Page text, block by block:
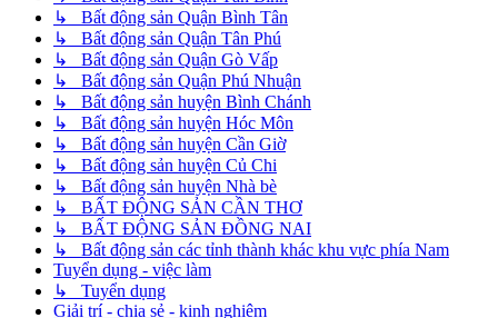
↳ Bất động sản Quận Bình Tân
↳ Bất động sản Quận Tân Phú
↳ Bất động sản Quận Gò Vấp
↳ Bất động sản Quận Phú Nhuận
↳ Bất động sản huyện Bình Chánh
↳ Bất động sản huyện Hóc Môn
↳ Bất động sản huyện Cần Giờ
↳ Bất động sản huyện Củ Chi
↳ Bất động sản huyện Nhà bè
↳ BẤT ĐỘNG SẢN CẦN THƠ
↳ BẤT ĐỘNG SẢN ĐỒNG NAI
↳ Bất động sản các tỉnh thành khác khu vực phía Nam
Tuyển dụng - việc làm
↳ Tuyển dụng
Giải trí - chia sẻ - kinh nghiệm